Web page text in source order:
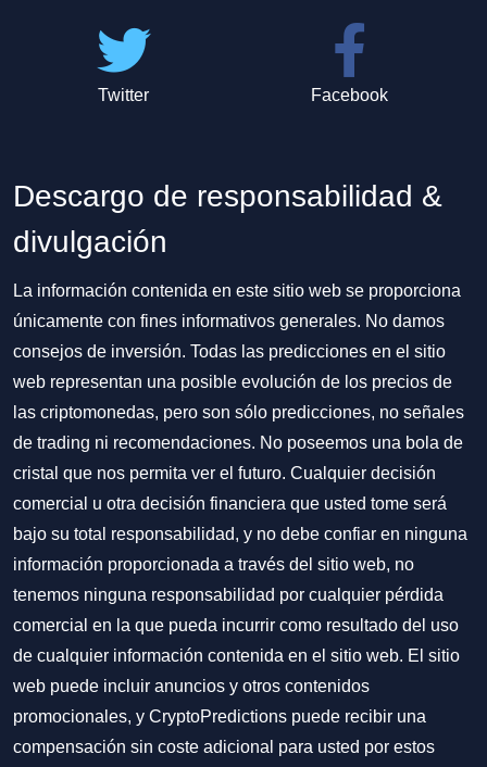
Twitter Facebook
Descargo de responsabilidad &
divulgación
La información contenida en este sitio web se proporciona
únicamente con fines informativos generales. No damos
consejos de inversión. Todas las predicciones en el sitio
web representan una posible evolución de los precios de
las criptomonedas, pero son sólo predicciones, no señales
de trading ni recomendaciones. No poseemos una bola de
cristal que nos permita ver el futuro. Cualquier decisión
comercial u otra decisión financiera que usted tome será
bajo su total responsabilidad, y no debe confiar en ninguna
información proporcionada a través del sitio web, no
tenemos ninguna responsabilidad por cualquier pérdida
comercial en la que pueda incurrir como resultado del uso
de cualquier información contenida en el sitio web. El sitio
web puede incluir anuncios y otros contenidos
promocionales, y CryptoPredictions puede recibir una
compensación sin coste adicional para usted por estos